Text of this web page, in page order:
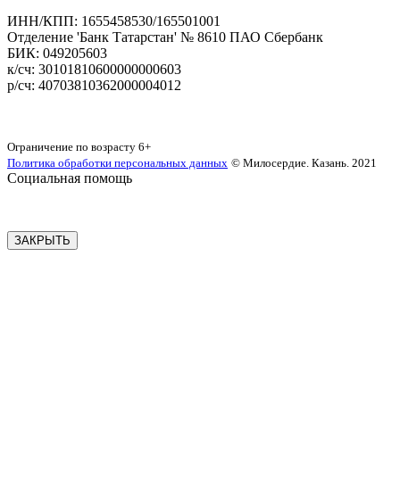
‌ИНН/КПП: 1655458530/165501001
Отделение 'Банк Татарстан' № 8610 ПАО Сбербанк
БИК: 049205603
‌к/сч: 30101810600000000603
р/сч: 40703810362000004012
Ограничение по возрасту 6+
Политика обработки персональных данных © Милосердие. Казань. 2021
Социальная помощь
ЗАКРЫТЬ